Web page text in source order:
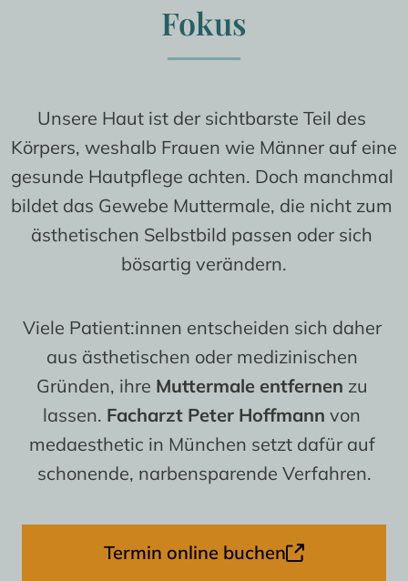
Brustvergrößerung mit Eigenfett
Gynäkomastie
Bauchnabelkorrektur
Hyperhidrose
Faltenbehandlung
Vor- und Nachsorge
Kosten und Finanzierung
Termin vereinbarenFokus
Unsere Haut ist der sichtbarste Teil des
Körpers, weshalb Frauen wie Männer auf eine
gesunde Hautpflege achten. Doch manchmal
bildet das Gewebe Muttermale, die nicht zum
ästhetischen Selbstbild passen oder sich
bösartig verändern.
Viele Patient:innen entscheiden sich daher
aus ästhetischen oder medizinischen
Gründen, ihre Muttermale entfernen zu
lassen. Facharzt Peter Hoffmann von
medaesthetic in München setzt dafür auf
schonende, narbensparende Verfahren.
Termin online buchen